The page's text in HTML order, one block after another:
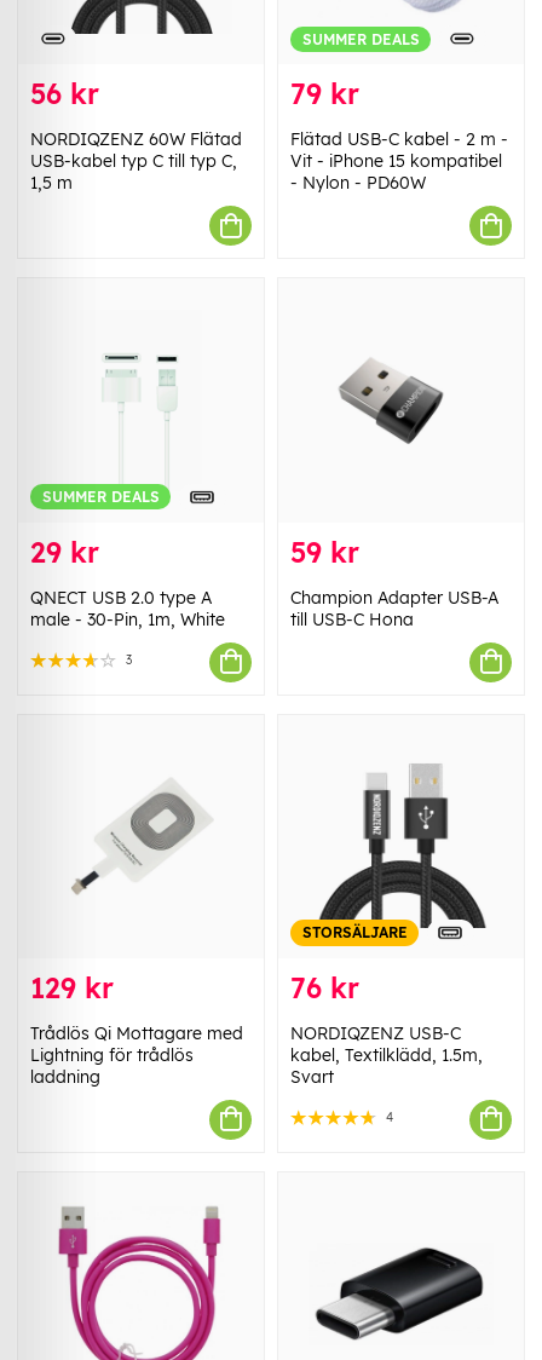
56 kr
NORDIQZENZ 60W Flätad
USB-kabel typ C till typ C,
1,5 m
SUMMER DEALS
79 kr
Flätad USB-C kabel - 2 m -
Vit - iPhone 15 kompatibel
- Nylon - PD60W
SUMMER DEALS
29 kr
QNECT USB 2.0 type A
male - 30-Pin, 1m, White
3
59 kr
Champion Adapter USB-A
till USB-C Hona
129 kr
Trådlös Qi Mottagare med
Lightning för trådlös
laddning
STORSÄLJARE
76 kr
NORDIQZENZ USB-C
kabel, Textilklädd, 1.5m,
Svart
4